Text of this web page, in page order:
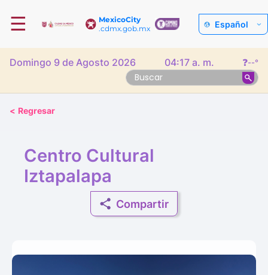
MexicoCity
.cdmx.gob.mx
☰ Español
Domingo 9 de Agosto 2026 04:17 a. m. ❓--°
< Regresar
Centro Cultural
Iztapalapa
Compartir